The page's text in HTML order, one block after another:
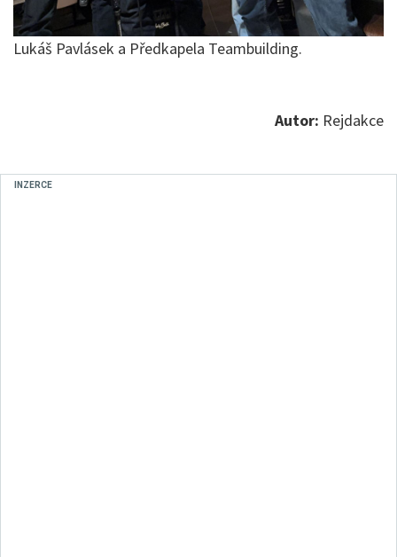
Lukáš Pavlásek a Předkapela Teambuilding.
Autor: Rejdakce
INZERCE